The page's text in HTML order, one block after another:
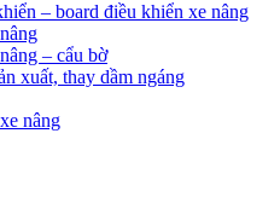
– board điều khiển xe nâng
– cẩu bờ
xuất, thay dầm ngáng
nâng